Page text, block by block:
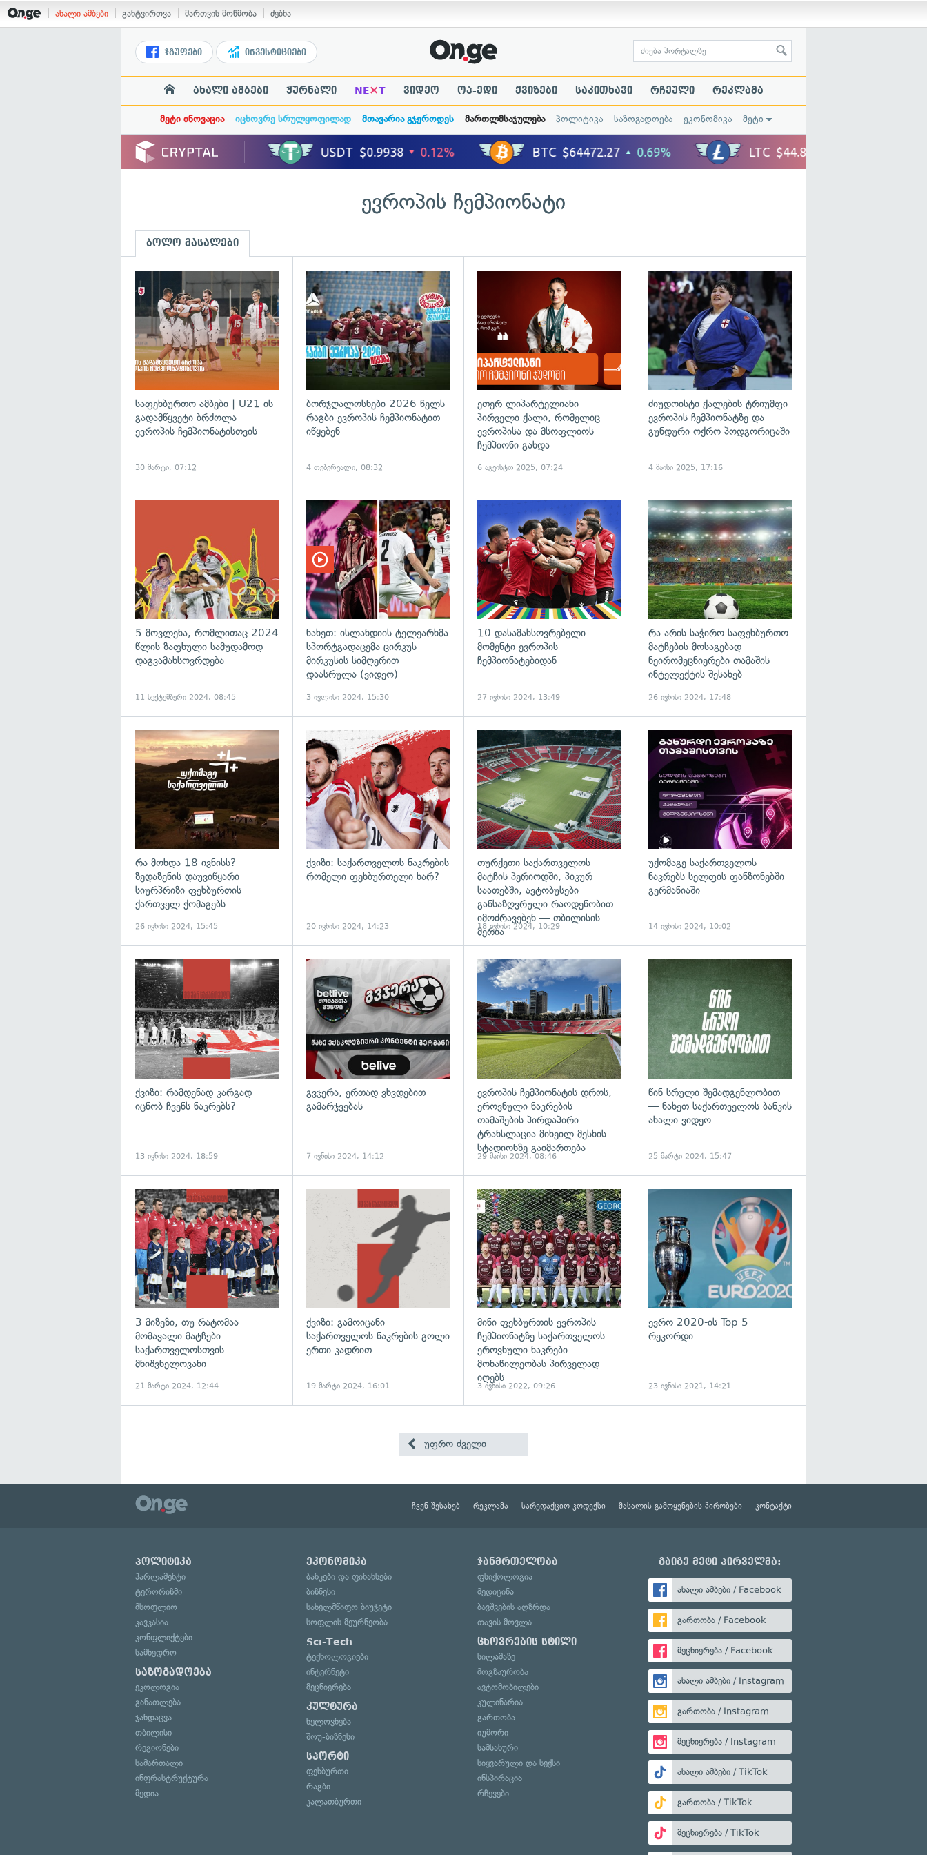
ახალი ამბები განტვირთვა მართვის მოწმობა ძებნა
ჯგუფები ინვესტიციები
ახალი ამბები ჟურნალი NE×T ვიდეო ოპ-ედი ქვიზები საკითხავი რჩეული რეკლამა
მეტი ინოვაცია იცხოვრე სრულყოფილად მთავარია გჯეროდეს მართლმსაჯულება პოლიტიკა საზოგადოება ეკონომიკა მეტი
ევროპის ჩემპიონატი
ბოლო მასალები
საფეხბურთო ამბები | U21-ის
გადამწყვეტი ბრძოლა
ევროპის ჩემპიონატისთვის
30 მარტი, 07:12
ბორჯღალოსნები 2026 წელს
რაგბი ევროპის ჩემპიონატით
იწყებენ
4 თებერვალი, 08:32
ეთერ ლიპარტელიანი —
პირველი ქალი, რომელიც
ევროპისა და მსოფლიოს
ჩემპიონი გახდა
6 აგვისტო 2025, 07:24
ძიუდოისტი ქალების ტრიუმფი
ევროპის ჩემპიონატზე და
გუნდური ოქრო პოდგორიცაში
4 მაისი 2025, 17:16
გადახედვა
5 მოვლენა, რომლითაც 2024
წლის ზაფხული სამუდამოდ
დაგვამახსოვრდება
11 სექტემბერი 2024, 08:45
ნახეთ: ისლანდიის ტელეარხმა
სპორტგადაცემა ცირკუს
მირკუსის სიმღერით
დაასრულა (ვიდეო)
3 ივლისი 2024, 15:30
10 დასამახსოვრებელი
მომენტი ევროპის
ჩემპიონატებიდან
27 ივნისი 2024, 13:49
რა არის საჭირო საფეხბურთო
მატჩების მოსაგებად —
ნეირომეცნიერები თამაშის
ინტელექტის შესახებ
26 ივნისი 2024, 17:48
რა მოხდა 18 ივნისს? –
ზედაზენის დაუვიწყარი
სიურპრიზი ფეხბურთის
ქართველ ქომაგებს
26 ივნისი 2024, 15:45
ქვიზი: საქართველოს ნაკრების
რომელი ფეხბურთელი ხარ?
20 ივნისი 2024, 14:23
გადახედვა
თურქეთი-საქართველოს
მატჩის პერიოდში, პიკურ
საათებში, ავტობუსები
განსაზღვრული რაოდენობით
იმოძრავებენ — თბილისის
მერია
18 ივნისი 2024, 10:29
უქომაგე საქართველოს
ნაკრებს სელფის ფანზონებში
გერმანიაში
14 ივნისი 2024, 10:02
ქვიზი: რამდენად კარგად
იცნობ ჩვენს ნაკრებს?
13 ივნისი 2024, 18:59
გვჯერა, ერთად ვხვდებით
გამარჯვებას
7 ივნისი 2024, 14:12
ევროპის ჩემპიონატის დროს,
ეროვნული ნაკრების
თამაშების პირდაპირი
ტრანსლაცია მიხეილ მესხის
სტადიონზე გაიმართება
29 მაისი 2024, 08:46
წინ სრული შემადგენლობით
— ნახეთ საქართველოს ბანკის
ახალი ვიდეო
25 მარტი 2024, 15:47
3 მიზეზი, თუ რატომაა
მომავალი მატჩები
საქართველოსთვის
მნიშვნელოვანი
21 მარტი 2024, 12:44
ქვიზი: გამოიცანი
საქართველოს ნაკრების გოლი
ერთი კადრით
19 მარტი 2024, 16:01
მინი ფეხბურთის ევროპის
ჩემპიონატზე საქართველოს
ეროვნული ნაკრები
მონაწილეობას პირველად
იღებს
3 ივნისი 2022, 09:26
ევრო 2020-ის Top 5
რეკორდი
23 ივნისი 2021, 14:21
უფრო ძველი
ჩვენ შესახებ რეკლამა სარედაქციო კოდექსი მასალის გამოყენების პირობები კონტაქტი
პოლიტიკა
პარლამენტი
ტერორიზმი
მსოფლიო
კავკასია
კონფლიქტები
სამხედრო
საზოგადოება
ეკოლოგია
განათლება
ჯანდაცვა
თბილისი
რეგიონები
სამართალი
ინფრასტრუქტურა
მედია
ეკონომიკა
ბანკები და ფინანსები
ბიზნესი
სახელმწიფო ბიუჯეტი
სოფლის მეურნეობა
Sci-Tech
ტექნოლოგიები
ინტერნეტი
მეცნიერება
კულტურა
ხელოვნება
შოუ-ბიზნესი
სპორტი
ფეხბურთი
რაგბი
კალათბურთი
ჯანმრთელობა
ფსიქოლოგია
მედიცინა
ბავშვების აღზრდა
თავის მოვლა
ცხოვრების სტილი
სილამაზე
მოგზაურობა
ავტომობილები
კულინარია
გართობა
იუმორი
სამსახური
სიყვარული და სექსი
ინსპირაცია
რჩევები
გაიგე მეტი პირველმა:
ახალი ამბები / Facebook
გართობა / Facebook
მეცნიერება / Facebook
ახალი ამბები / Instagram
გართობა / Instagram
მეცნიერება / Instagram
ახალი ამბები / TikTok
გართობა / TikTok
მეცნიერება / TikTok